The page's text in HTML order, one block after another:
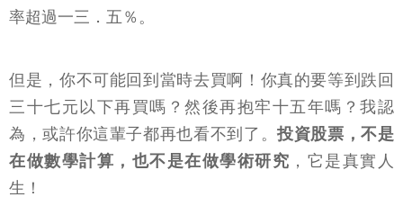
率超過一三．五％。
但是，你不可能回到當時去買啊！你真的要等到跌回
三十七元以下再買嗎？然後再抱牢十五年嗎？我認
為，或許你這輩子都再也看不到了。投資股票，不是
在做數學計算，也不是在做學術研究 ，它是真實人
生！